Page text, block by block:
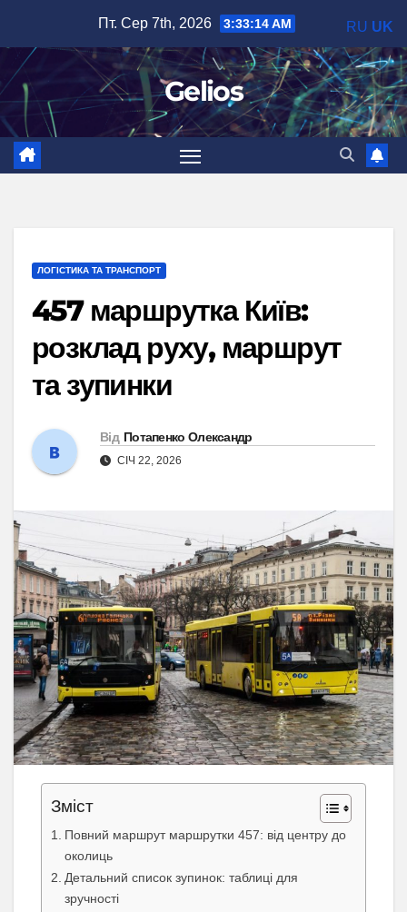
вмісту
Пт. Сер 7th, 2026 3:33:15 AM
Gelios
ЛОГІСТИКА ТА ТРАНСПОРТ
457 маршрутка Київ:
розклад руху, маршрут
та зупинки
Від Потапенко Олександр
СІЧ 22, 2026
Зміст
Повний маршрут маршрутки 457: від центру до
околиць
Детальний список зупинок: таблиці для
зручності
RU UK